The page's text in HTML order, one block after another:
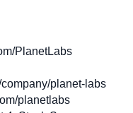
PlanetLabs
planet-labs
planetlabs